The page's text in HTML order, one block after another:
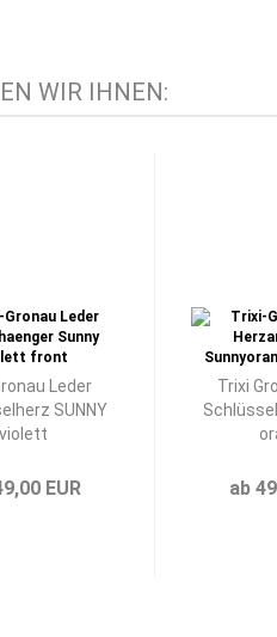
WIR IHNEN:
Leder
SUNNY
violett
EUR
Trixi
ab